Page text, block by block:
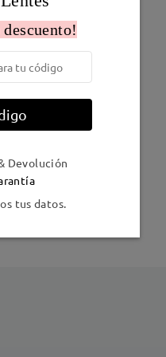
descuento!
Devolución
tus datos.